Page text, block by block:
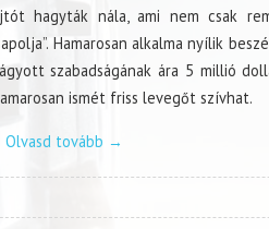
hagyták nála, ami nem csak
Hamarosan alkalma nyílik
szabadságának ára 5 millió
ismét friss levegőt szívhat.
Olvasd tovább →